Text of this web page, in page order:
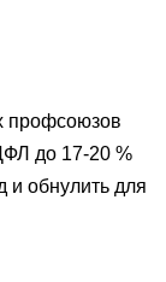
профсоюзов
до 17-20 %
и обнулить для